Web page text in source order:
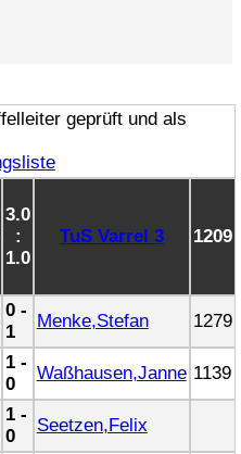
3.0
:
1.0
TuS Varrel 3 1209
0 -
1
Menke,Stefan 1279
1 -
0
Waßhausen,Janne 1139
1 -
0
Seetzen,Felix